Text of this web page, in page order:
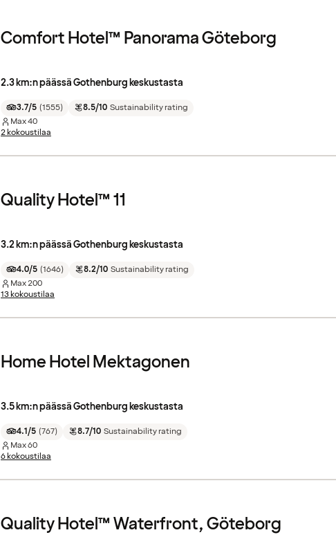
Comfort Hotel™ Panorama Göteborg
2.3 km:n päässä Gothenburg keskustasta
3.7/5 (1555) 8.5/10 Sustainability rating
Max40
2 kokoustilaa
Quality Hotel™ 11
3.2 km:n päässä Gothenburg keskustasta
4.0/5 (1646) 8.2/10 Sustainability rating
Max200
13 kokoustilaa
Home Hotel Mektagonen
3.5 km:n päässä Gothenburg keskustasta
4.1/5 (767) 8.7/10 Sustainability rating
Max60
6 kokoustilaa
Quality Hotel™ Waterfront, Göteborg